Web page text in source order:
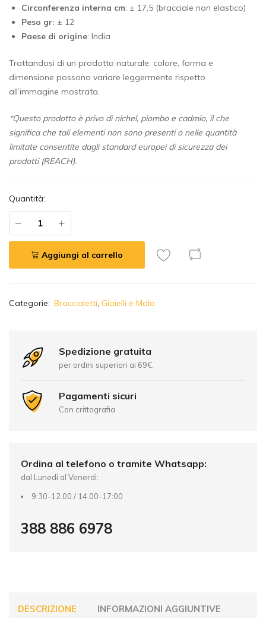
Circonferenza interna cm: ± 17,5 (bracciale non elastico)
Peso gr: ± 12
Paese di origine: India
Trattandosi di un prodotto naturale: colore, forma e
dimensione possono variare leggermente rispetto
all’immagine mostrata.
*Questo prodotto è privo di nichel, piombo e cadmio, il che
significa che tali elementi non sono presenti o nelle quantità
limitate consentite dagli standard europei di sicurezza dei
prodotti (REACH).
Quantità:
Aggiungi al carrello
lCategorie: Braccialetti, Gioielli e Mala
Spedizione gratuita
per ordini superiori ai 69€.
Pagamenti sicuri
Con crittografia
Ordina al telefono o tramite Whatsapp:
dal Lunedi al Venerdi:
9:30-12.00 / 14.00-17:00
388 886 6978
DESCRIZIONE INFORMAZIONI AGGIUNTIVE